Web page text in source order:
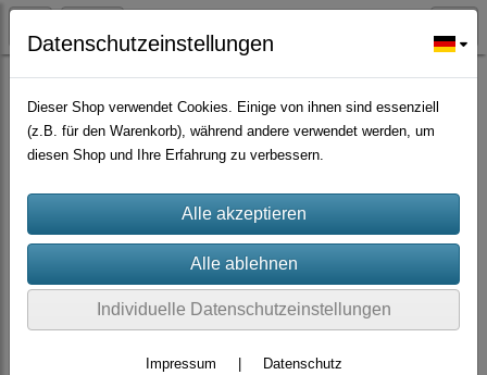
Großmengen Samen
Datenschutzeinstellungen
Dieser Shop verwendet Cookies. Einige von ihnen sind essenziell
(z.B. für den Warenkorb), während andere verwendet werden, um
diesen Shop und Ihre Erfahrung zu verbessern.
Individuelle Datenschutzeinstellungen
Impressum Datenschutz